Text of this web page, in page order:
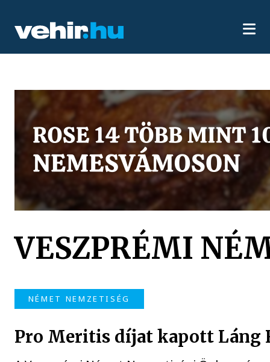
VESZPRÉMI
NÉMET NEMZETISÉG
Pro Meritis díjat kapott Láng